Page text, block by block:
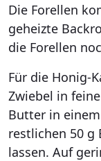
Die Forellen
geheizte
die Forellen
Für die Honig-
Zwiebel in
Butter in
restlichen 50 g
lassen. Auf